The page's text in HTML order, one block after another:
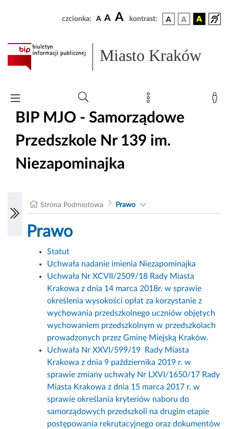
czcionka: A A A kontrast:
Miasto Kraków
BIP MJO - Samorządowe
Przedszkole Nr 139 im.
Niezapominajka
Strona Podmiotowa Prawo
Prawo
Statut
Uchwała nadanie imienia Niezapominajka
Uchwała Nr XCVII/2509/18 Rady Miasta
Krakowa z dnia 14 marca 2018r. w sprawie
określenia wysokości opłat za korzystanie z
wychowania przedszkolnego uczniów objętych
wychowaniem przedszkolnym w przedszkolach
prowadzonych przez Gminę Miejską Kraków.
Uchwała Nr XXVI/599/19 Rady Miasta
Krakowa z dnia 9 października 2019 r. w
sprawie zmiany uchwały Nr LXVI/1650/17 Rady
Miasta Krakowa z dnia 15 marca 2017 r. w
sprawie określania kryteriów naboru do
samorządowych przedszkoli na drugim etapie
postępowania rekrutacyjnego oraz dokumentów